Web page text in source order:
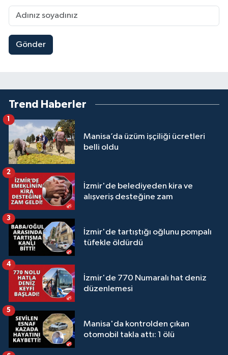
Gönder
Trend Haberler
Manisa’da üzüm işçiliği ücretleri
belli oldu
İzmir'de belediyeden kira ve
alışveriş desteğine zam
2
İzmir'de tartıştığı oğlunu pompalı
tüfekle öldürdü
3
İzmir'de 770 Numaralı hat deniz
düzenlemesi
4
Manisa'da kontrolden çıkan
otomobil takla attı: 1 ölü
5